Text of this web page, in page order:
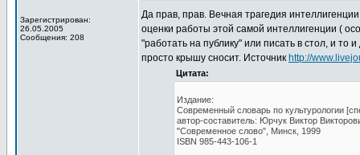
Зарегистрирован:
26.05.2005
Сообщения: 208
Да прав, прав. Вечная трагедия
оценки работы этой самой интеллигенции (
"работать на публику" или писать в стол, и то
просто крышу сносит. Источник http://
Цитата:
Издание:
Современный словарь по культурологии
автор-составитель: Юрчук Виктор
"Современное слово", Минск, 1999
ISBN 985-443-106-1